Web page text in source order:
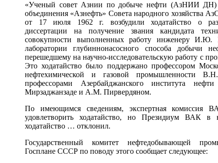
«Ученый совет Азнии по добыче нефти (АзНИИ ДН)
объединения «Азнефть» Совета народного хозяйства
от 17 июля 1962 г. возбудили ходатайство о
диссертации на получение звания кандидата
совокупности выполненных работу инженеру И.Ю.
лаборатории глубиннонасосного способа
перешедшему на научно-исследовательскую работу с
Это ходатайство было поддержано профессором
нефтехимической и газовой промышленности
профессорами Азербайджанского института
Мирзаджанзаде и А.М. Пирвердяном.
По имеющимся сведениям, экспертная комиссия
удовлетворить ходатайство, но Президиум ВАК в
ходатайство … отклонил.
Государственный комитет нефтедобывающей
Госплане СССР по поводу этого сообщает следующее: